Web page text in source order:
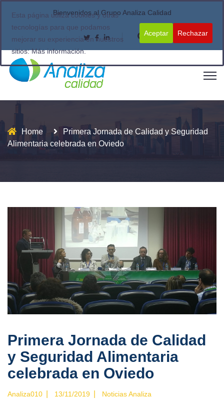
Bienvenidos al Grupo Analiza Calidad
Home
Primera Jornada de Calidad y Seguridad
Alimentaria celebrada en Oviedo
Primera Jornada de Calidad
y Seguridad Alimentaria
celebrada en Oviedo
Analiza010 13/11/2019 Noticias Analiza
Esta página utiliza cookies y otras
tecnologías para que podamos
mejorar su experiencia en nuestros
sitios:Más información.
Aceptar Rechazar